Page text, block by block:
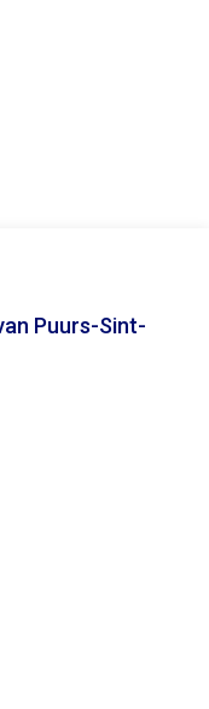
Puurs-Sint-